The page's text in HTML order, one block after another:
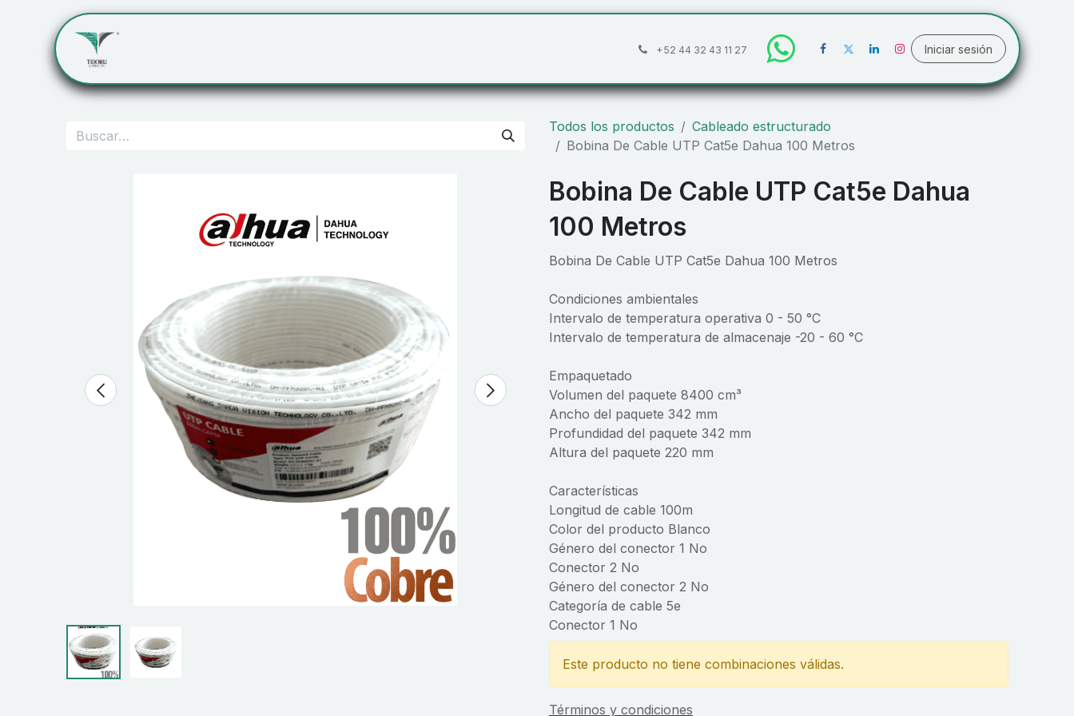
+52 44 32 43 11 27 Iniciar sesión
Todos los productos
Cableado estructurado
Bobina De Cable UTP Cat5e Dahua 100 Metros
Bobina De Cable UTP Cat5e Dahua
100 Metros
Bobina De Cable UTP Cat5e Dahua 100 Metros
Condiciones ambientales
Intervalo de temperatura operativa 0 - 50 °C
Intervalo de temperatura de almacenaje -20 - 60 °C
Empaquetado
Volumen del paquete 8400 cm³
Ancho del paquete 342 mm
Profundidad del paquete 342 mm
Altura del paquete 220 mm
Características
Longitud de cable 100m
Color del producto Blanco
Género del conector 1 No
Conector 2 No
Género del conector 2 No
Categoría de cable 5e
Conector 1 No
Este producto no tiene combinaciones válidas.
Términos y condiciones